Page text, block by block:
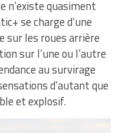
n’existe quasiment
se charge d’une
sur les roues arrière
sur l’une ou l’autre
au survirage
d’autant que
et explosif.